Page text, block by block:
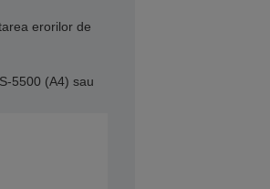
erorilor de
5500 (A4) sau